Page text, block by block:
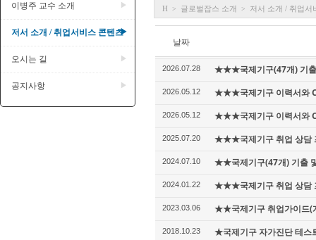
이병주 교수 소개 ▶
저서 소개 / 취업서비스 콘텐츠▶
오시는 길 ▶
공지사항 ▶
H > 글로벌잡스 소개 > 저서 소개 / 취업서
날짜
2026.07.28 ★★★국제기구(47개) 기출
2026.05.12 ★★★국제기구 이력서와
2026.05.12 ★★★국제기구 이력서와
2025.07.20 ★★★국제기구 취업 상담
2024.07.10 ★★국제기구(47개) 기출
2024.01.22 ★★★국제기구 취업 상담
2023.03.06 ★★국제기구 취업가이드(
2018.10.23 ★국제기구 자가진단 테